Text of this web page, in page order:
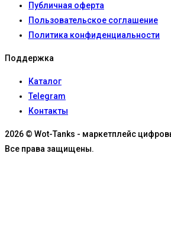
Публичная оферта
Пользовательское соглашение
Политика конфиденциальности
Поддержка
Каталог
Telegram
Контакты
2026 © Wot-Tanks - маркетплейс
Все права защищены.